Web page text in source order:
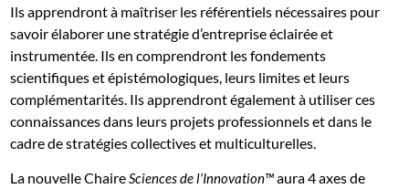
Ils apprendront à maîtriser les référentiels nécessaires pour
savoir élaborer une stratégie d’entreprise éclairée et
instrumentée. Ils en comprendront les fondements
scientifiques et épistémologiques, leurs limites et leurs
complémentarités. Ils apprendront également à utiliser ces
connaissances dans leurs projets professionnels et dans le
cadre de stratégies collectives et multiculturelles.
La nouvelle ChaireSciences de l’Innovation™aura 4 axes de